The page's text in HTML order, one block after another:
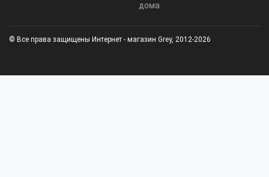
дома
© Все права защищены Интернет - магазин Grey, 2012-2026